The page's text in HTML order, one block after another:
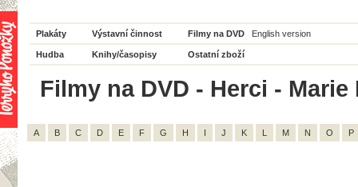
Plakáty Výstavní činnost Filmy na DVD English version
Hudba Knihy/časopisy Ostatní zboží
Filmy na DVD - Herci -
A B C D E F G H I J K L M N O P